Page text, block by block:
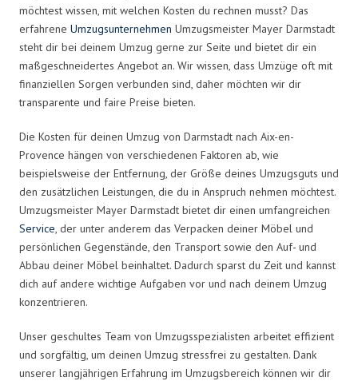
möchtest wissen, mit welchen Kosten du rechnen musst? Das
erfahrene Umzugsunternehmen Umzugsmeister Mayer Darmstadt
steht dir bei deinem Umzug gerne zur Seite und bietet dir ein
maßgeschneidertes Angebot an. Wir wissen, dass Umzüge oft mit
finanziellen Sorgen verbunden sind, daher möchten wir dir
transparente und faire Preise bieten.
Die Kosten für deinen Umzug von Darmstadt nach Aix-en-
Provence hängen von verschiedenen Faktoren ab, wie
beispielsweise der Entfernung, der Größe deines Umzugsguts und
den zusätzlichen Leistungen, die du in Anspruch nehmen möchtest.
Umzugsmeister Mayer Darmstadt bietet dir einen umfangreichen
Service, der unter anderem das Verpacken deiner Möbel und
persönlichen Gegenstände, den Transport sowie den Auf- und
Abbau deiner Möbel beinhaltet. Dadurch sparst du Zeit und kannst
dich auf andere wichtige Aufgaben vor und nach deinem Umzug
konzentrieren.
Unser geschultes Team von Umzugsspezialisten arbeitet effizient
und sorgfältig, um deinen Umzug stressfrei zu gestalten. Dank
unserer langjährigen Erfahrung im Umzugsbereich können wir dir